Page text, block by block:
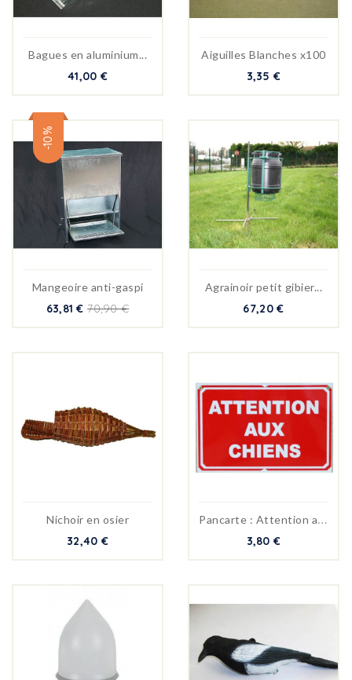
Bagues en aluminium...
41,00 €
Aiguilles Blanches x100
3,35 €
Mangeoire anti-gaspi
63,81 €
-10%
70,90 €
Agrainoir petit gibier...
67,20 €
Nichoir en osier
32,40 €
P
ancarte : Attention au chien
3,80 €